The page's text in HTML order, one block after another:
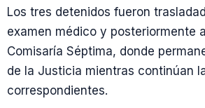
Los tres detenidos fueron
examen médico y posteriormente
Comisaría Séptima, donde
de la Justicia mientras continúan
correspondientes.